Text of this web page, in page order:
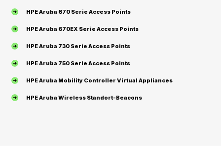
HPE Aruba 670 Serie Access Points
HPE Aruba 670EX Serie Access Points
HPE Aruba 730 Serie Access Points
HPE Aruba 750 Serie Access Points
HPE Aruba Mobility Controller Virtual Appliances
HPE Aruba Wireless Standort-Beacons